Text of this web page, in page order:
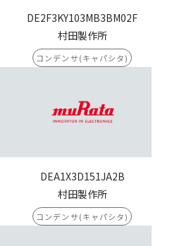
DE2F3KY103MB3BM02F
村田製作所
コンデンサ(キャパシタ)
DEA1X3D151JA2B
村田製作所
コンデンサ(キャパシタ)